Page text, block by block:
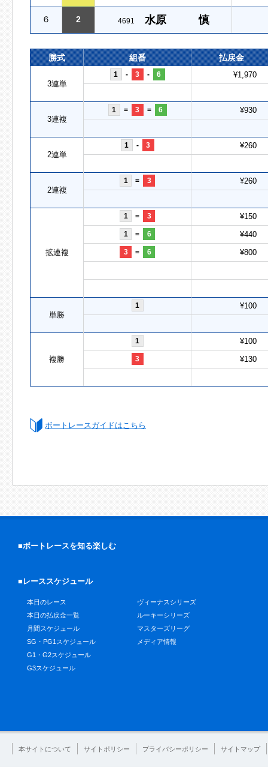
６ 2 4691 水原 慎
勝式 組番 払戻金
3連単
1 - 3 - 6 ¥1,970
3連複
1 = 3 = 6 ¥930
2連単
1 - 3 ¥260
2連複
1 = 3 ¥260
拡連複
1 = 3 ¥150
1 = 6 ¥440
3 = 6 ¥800
単勝
1 ¥100
複勝
1 ¥100
3 ¥130
ボートレースガイドはこちら
■ボートレースを知る楽しむ
■レーススケジュール
本日のレース
本日の払戻金一覧
月間スケジュール
SG・PG1スケジュール
G1・G2スケジュール
G3スケジュール
ヴィーナスシリーズ
ルーキーシリーズ
マスターズリーグ
メディア情報
本サイトについて サイトポリシー プライバシーポリシー サイトマップ